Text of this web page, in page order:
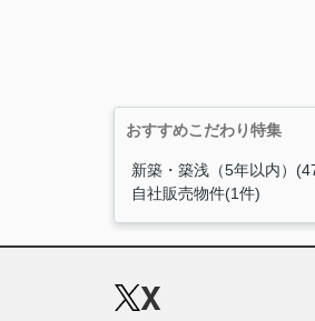
おすすめこだわり特集
新築・築浅（5年以内）
自社販売物件(1件)
X